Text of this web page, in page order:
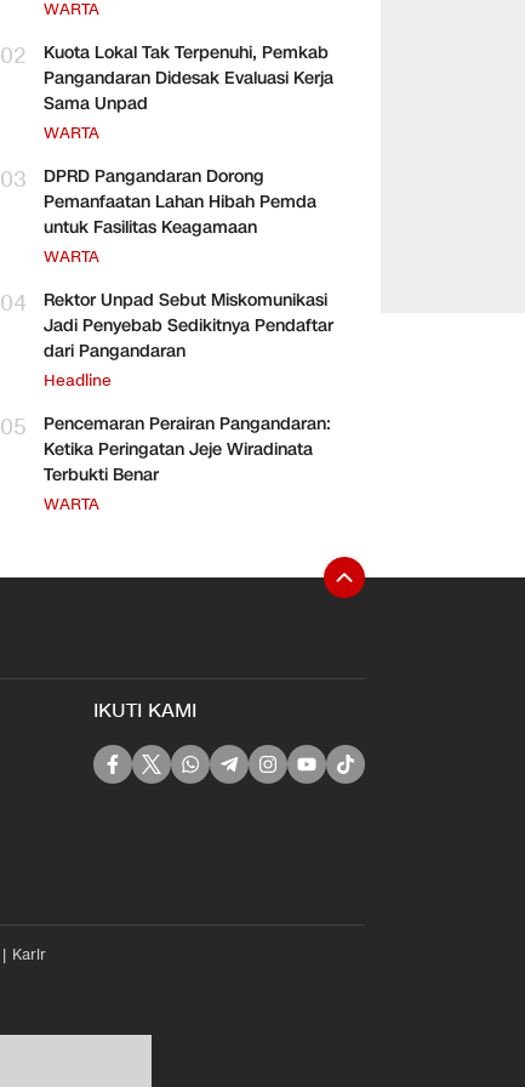
WARTA
02
Kuota Lokal Tak Terpenuhi, Pemkab
Pangandaran Didesak Evaluasi Kerja
Sama Unpad
WARTA
03
DPRD Pangandaran Dorong
Pemanfaatan Lahan Hibah Pemda
untuk Fasilitas Keagamaan
WARTA
04
Rektor Unpad Sebut Miskomunikasi
Jadi Penyebab Sedikitnya Pendaftar
dari Pangandaran
Headline
05
Pencemaran Perairan Pangandaran:
Ketika Peringatan Jeje Wiradinata
Terbukti Benar
WARTA
IKUTI KAMI
Karir